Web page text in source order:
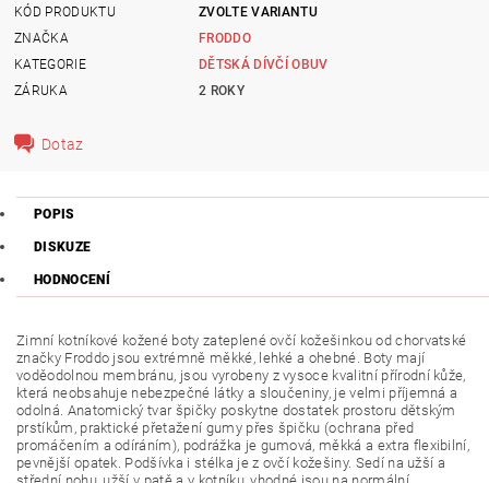
KÓD PRODUKTU
ZVOLTE VARIANTU
ZNAČKA
FRODDO
KATEGORIE
DĚTSKÁ DÍVČÍ OBUV
ZÁRUKA
2 ROKY
Dotaz
POPIS
DISKUZE
HODNOCENÍ
Zimní kotníkové kožené boty zateplené ovčí kožešinkou od chorvatské
značky Froddo jsou extrémně měkké, lehké a ohebné. Boty mají
voděodolnou membránu, jsou vyrobeny z vysoce kvalitní přírodní kůže,
která neobsahuje nebezpečné látky a sloučeniny, je velmi příjemná a
odolná. Anatomický tvar špičky poskytne dostatek prostoru dětským
prstíkům, praktické přetažení gumy přes špičku (ochrana před
promáčením a odíráním), podrážka je gumová, měkká a extra flexibilní,
pevnější opatek. Podšívka i stélka je z ovčí kožešiny. Sedí na užší a